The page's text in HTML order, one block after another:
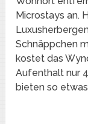
Microstays an.
Schnäppchen
kostet das
Aufenthalt nur
bieten so